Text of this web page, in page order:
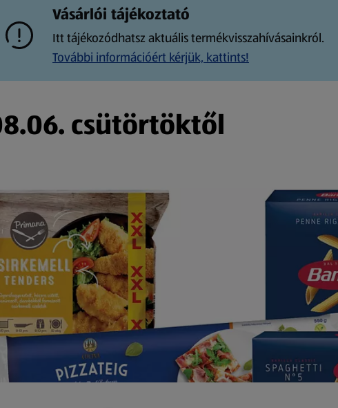
Vásárlói tájékoztató
Itt tájékozódhatsz aktuális termékvisszahívásainkról.
További információért kérjük, kattints!
csütörtöktől